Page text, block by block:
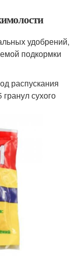
удобрений,
подкормки
распускания
сухого